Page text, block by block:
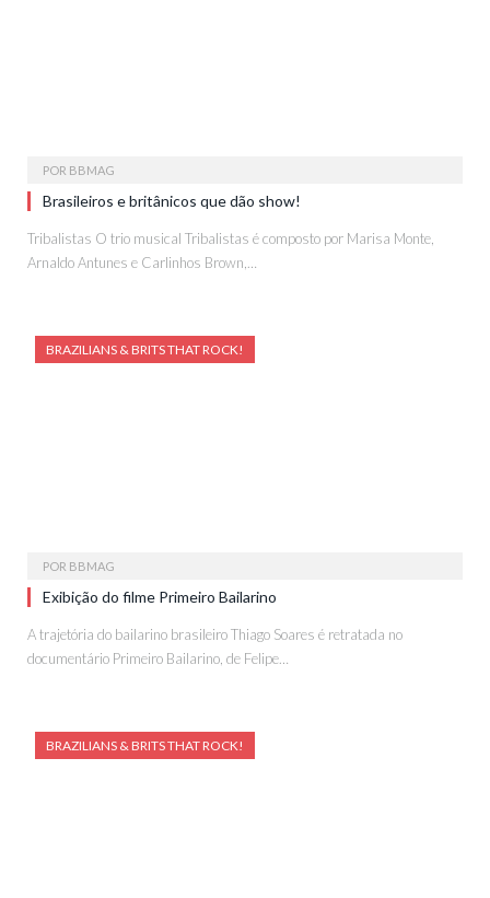
POR BBMAG
Brasileiros e britânicos que dão show!
Tribalistas O trio musical Tribalistas é composto por Marisa Monte,
Arnaldo Antunes e Carlinhos Brown,…
BRAZILIANS & BRITS THAT ROCK!
POR BBMAG
Exibição do filme Primeiro Bailarino
A trajetória do bailarino brasileiro Thiago Soares é retratada no
documentário Primeiro Bailarino, de Felipe…
BRAZILIANS & BRITS THAT ROCK!